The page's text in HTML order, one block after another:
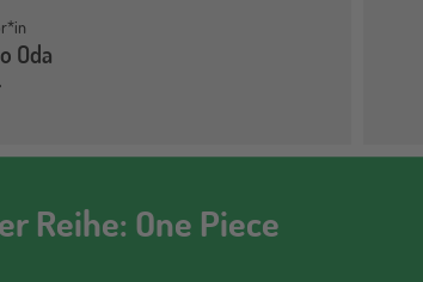
Oda
Reihe: One Piece